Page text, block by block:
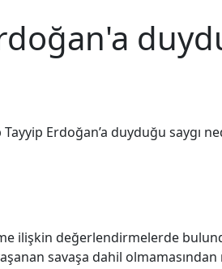
Erdoğan’a duyduğu saygı
ilişkin değerlendirmelerde
savaşa dahil